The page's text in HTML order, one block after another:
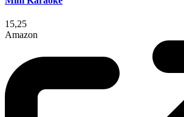
15,25
Amazon